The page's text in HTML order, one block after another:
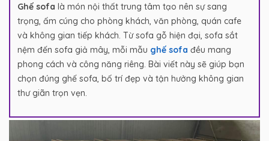
Ghế sofa là món nội thất trung tâm tạo nên sự sang
trọng, ấm cúng cho phòng khách, văn phòng, quán cafe
và không gian tiếp khách. Từ sofa gỗ hiện đại, sofa sắt
nệm đến sofa giả mây, mỗi mẫu ghế sofa đều mang
phong cách và công năng riêng. Bài viết này sẽ giúp bạn
chọn đúng ghế sofa, bố trí đẹp và tận hưởng không gian
thư giãn trọn vẹn.